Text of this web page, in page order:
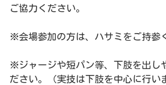
ご協力ください。
※会場参加の方は、ハサミをご持参
※ジャージや短パン等、下肢を出し
ださい。（実技は下肢を中心に行い